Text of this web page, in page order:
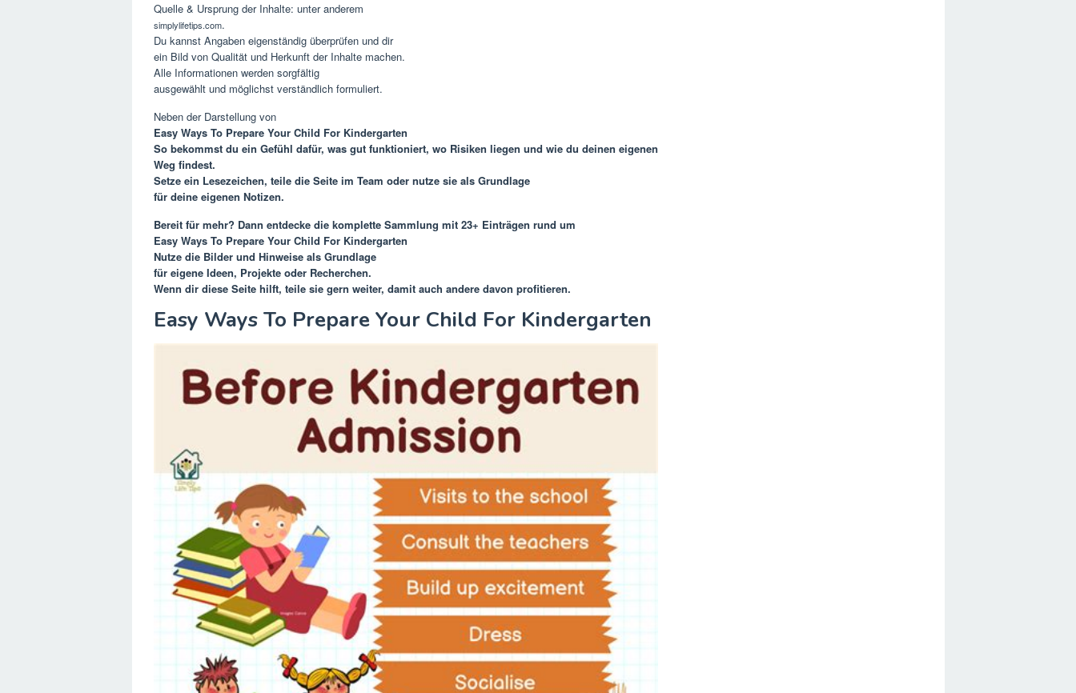
Quelle & Ursprung der Inhalte: unter anderem
simplylifetips.com.
Du kannst Angaben eigenständig überprüfen und dir
ein Bild von Qualität und Herkunft der Inhalte machen.
Alle Informationen werden sorgfältig
ausgewählt und möglichst verständlich formuliert.
Neben der Darstellung von
Easy Ways To Prepare Your Child For Kindergarten
So bekommst du ein Gefühl dafür, was gut funktioniert, wo Risiken liegen und wie du deinen eigenen
Weg findest.
Setze ein Lesezeichen, teile die Seite im Team oder nutze sie als Grundlage
für deine eigenen Notizen.
Bereit für mehr? Dann entdecke die komplette Sammlung mit 23+ Einträgen rund um
Easy Ways To Prepare Your Child For Kindergarten
Nutze die Bilder und Hinweise als Grundlage
für eigene Ideen, Projekte oder Recherchen.
Wenn dir diese Seite hilft, teile sie gern weiter, damit auch andere davon profitieren.
Easy Ways To Prepare Your Child For Kindergarten